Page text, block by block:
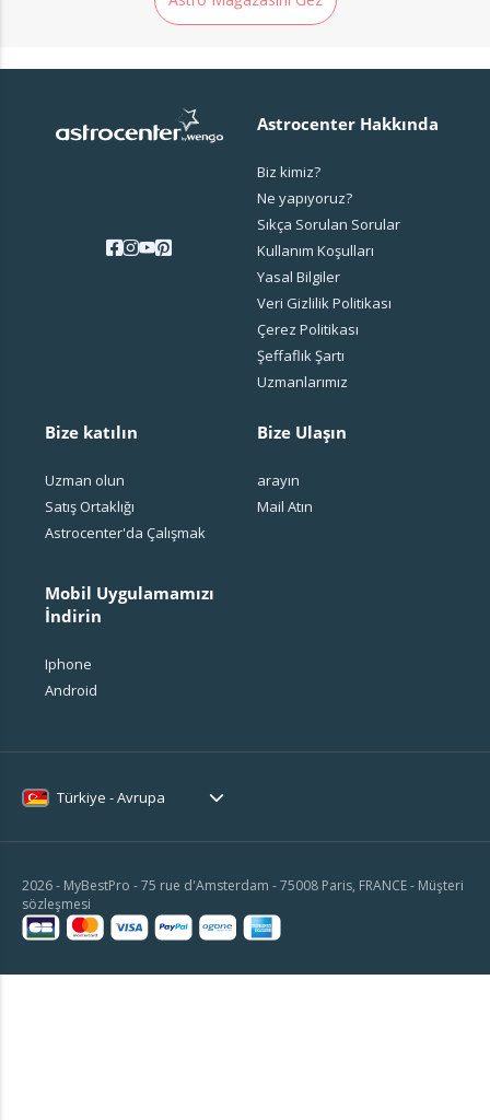
Astrocenter Hakkında
Biz kimiz?
Ne yapıyoruz?
Sıkça Sorulan Sorular
Kullanım Koşulları
Yasal Bilgiler
Veri Gizlilik Politikası
Çerez Politikası
Şeffaflık Şartı
Uzmanlarımız
Bize katılın
Uzman olun
Satış Ortaklığı
Astrocenter'da Çalışmak
Mobil Uygulamamızı
İndirin
Iphone
Android
Bize Ulaşın
arayın
Mail Atın
Türkiye - Avrupa
2026 - MyBestPro - 75 rue d'Amsterdam - 75008 Paris, FRANCE - Müşteri
sözleşmesi